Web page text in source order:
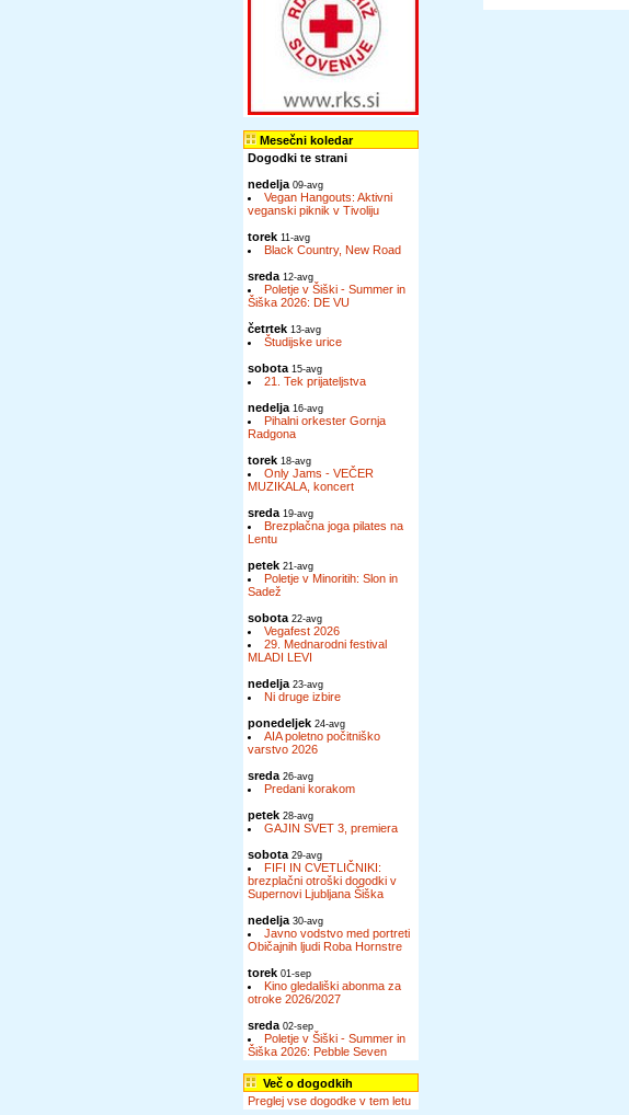
Mesečni koledar
Dogodki te strani
nedelja 09-avg
Vegan Hangouts: Aktivni
veganski piknik v Tivoliju
torek 11-avg
Black Country, New Road
sreda 12-avg
Poletje v Šiški - Summer in
Šiška 2026: DE VU
četrtek 13-avg
Študijske urice
sobota 15-avg
21. Tek prijateljstva
nedelja 16-avg
Pihalni orkester Gornja
Radgona
torek 18-avg
Only Jams - VEČER
MUZIKALA, koncert
sreda 19-avg
Brezplačna joga pilates na
Lentu
petek 21-avg
Poletje v Minoritih: Slon in
Sadež
sobota 22-avg
Vegafest 2026
29. Mednarodni festival
MLADI LEVI
nedelja 23-avg
Ni druge izbire
ponedeljek 24-avg
AIA poletno počitniško
varstvo 2026
sreda 26-avg
Predani korakom
petek 28-avg
GAJIN SVET 3, premiera
sobota 29-avg
FIFI IN CVETLIČNIKI:
brezplačni otroški dogodki v
Supernovi Ljubljana Šiška
nedelja 30-avg
Javno vodstvo med portreti
Običajnih ljudi Roba Hornstre
torek 01-sep
Kino gledališki abonma za
otroke 2026/2027
sreda 02-sep
Poletje v Šiški - Summer in
Šiška 2026: Pebble Seven
Več o dogodkih
Preglej vse dogodke v tem letu